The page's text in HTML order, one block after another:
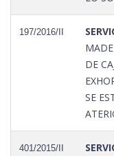
197/2016/II
DE
SE
401/2015/II